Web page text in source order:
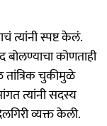
त्यांनी स्पष्ट केलं.
बोलण्याचा कोणताही
चुकीमुळे
त्यांनी सदस्य
व्यक्त केली.